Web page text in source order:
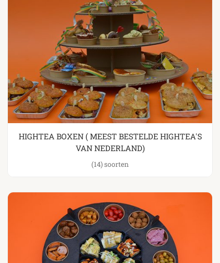
HIGHTEA BOXEN ( MEEST BESTELDE HIGHTEA'S
VAN NEDERLAND)
(14)